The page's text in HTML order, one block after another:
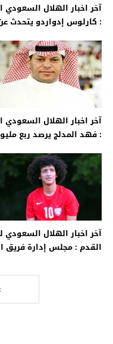
آخر اخبار الهلال السعودي
: كارلوس إدواردو يتحدث
آخر اخبار الهلال السعودي
: فهد المدلج يرصد ربع
آخر اخبار الهلال السعودي
القدم : مجلس إدارة فريق